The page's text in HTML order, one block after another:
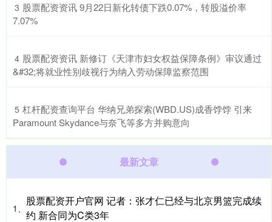
3 ​股票配资资讯 9月22日新化转债下跌0.07%，转股溢价率
7.07%
4 ​股票配资资讯 新修订《天津市妇女权益保障条例》审议通过
&#32;将就业性别歧视行为纳入劳动保障监察范围
5 ​杠杆配资查询平台 华纳兄弟探索(WBD.US)成香饽饽 引来
Paramount Skydance与奈飞等多方并购意向
最新文章
1、
股票配资开户官网 记者：张才仁已经与北京男篮完成续
约 新合同为C类3年